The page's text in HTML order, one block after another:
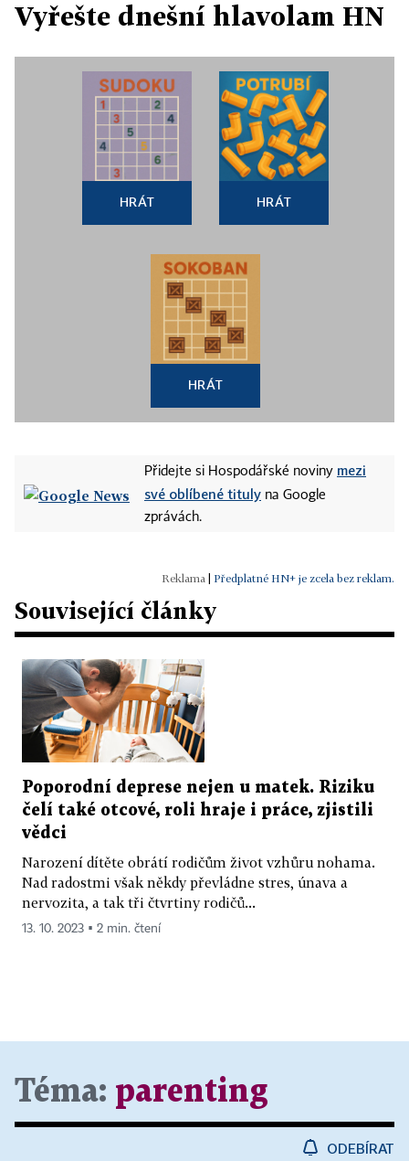
Vyřešte dnešní hlavolam HN
HRÁT HRÁT
HRÁT
Přidejte si Hospodářské noviny mezi
své oblíbené tituly na Google
zprávách.
Předplatné HN+ je zcela bez reklam.
Související články
Poporodní deprese nejen u matek. Riziku
čelí také otcové, roli hraje i práce, zjistili
vědci
Narození dítěte obrátí rodičům život vzhůru nohama.
Nad radostmi však někdy převládne stres, únava a
nervozita, a tak tři čtvrtiny rodičů...
13. 10. 2023 ▪ 2 min. čtení
Téma: parenting
ODEBÍRAT